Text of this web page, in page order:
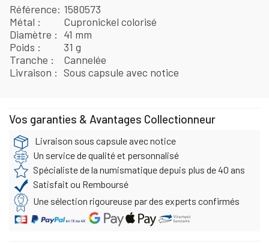
Référence 1580573
Métal
Cupronickel colorisé
Diamètre
41 mm
Poids
31 g
Tranche
Cannelée
Livraison
Sous capsule avec notice
Vos garanties & Avantages Collectionneur
Livraison sous capsule avec notice
Un service de qualité et personnalisé
Spécialiste de la numismatique depuis plus de 40 ans
Satisfait ou Remboursé
Une sélection rigoureuse par des experts confirmés